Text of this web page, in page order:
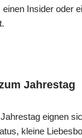
Insider oder
Jahrestag
eignen
kleine